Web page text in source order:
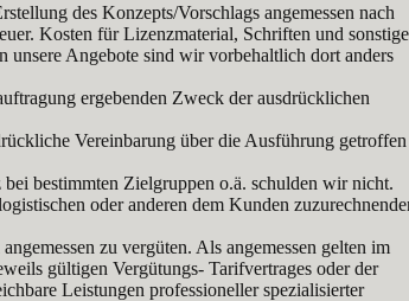
des Konzepts/Vorschlags angemessen nach
Kosten für Lizenzmaterial, Schriften und
Angebote sind wir vorbehaltlich dort anders
ergebenden Zweck der ausdrücklichen
Vereinbarung über die Ausführung getroffen
bestimmten Zielgruppen o.ä. schulden wir nicht.
oder anderen dem Kunden
zu vergüten. Als angemessen gelten im
gültigen Vergütungs- Tarifvertrages oder der
Leistungen professioneller spezialisierter